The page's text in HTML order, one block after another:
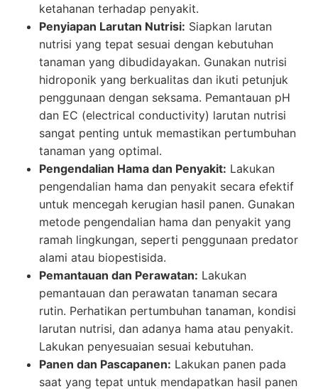
ketahanan terhadap penyakit.
Penyiapan Larutan Nutrisi: Siapkan larutan
nutrisi yang tepat sesuai dengan kebutuhan
tanaman yang dibudidayakan. Gunakan nutrisi
hidroponik yang berkualitas dan ikuti petunjuk
penggunaan dengan seksama. Pemantauan pH
dan EC (electrical conductivity) larutan nutrisi
sangat penting untuk memastikan pertumbuhan
tanaman yang optimal.
Pengendalian Hama dan Penyakit: Lakukan
pengendalian hama dan penyakit secara efektif
untuk mencegah kerugian hasil panen. Gunakan
metode pengendalian hama dan penyakit yang
ramah lingkungan, seperti penggunaan predator
alami atau biopestisida.
Pemantauan dan Perawatan: Lakukan
pemantauan dan perawatan tanaman secara
rutin. Perhatikan pertumbuhan tanaman, kondisi
larutan nutrisi, dan adanya hama atau penyakit.
Lakukan penyesuaian sesuai kebutuhan.
Panen dan Pascapanen: Lakukan panen pada
saat yang tepat untuk mendapatkan hasil panen